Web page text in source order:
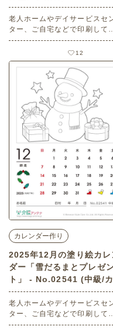
老人ホームやデイサービスセ
ター、ご自宅などで印刷してお
使いいただける無料の高齢者
け介護レク素材（間違い探し・
上級）です。
12
カレンダー作り
2025年12月の塗り絵カレ
ダー「雪だるまとプレゼ
ト」 - No.02541 (中級/
ンダー作りの介護レク素
老人ホームやデイサービスセ
ター、ご自宅などで印刷して
使いいただける無料の高齢者